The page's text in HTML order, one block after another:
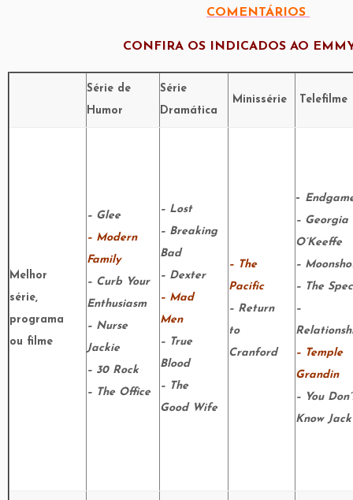
COMENTÁRIOS
CONFIRA OS INDICADOS AO
Série de
Humor
Série
Dramática
Minissérie Telefilme
Melhor
série,
programa
ou filme
– Glee
– Modern
Family
– Curb Your
Enthusiasm
– Nurse
Jackie
– 30 Rock
– The Office
– Lost
– Breaking
Bad
– Dexter
– Mad
Men
– True
Blood
– The
Good Wife
– The
Pacific
– Return
to
Cranford
–
– Georgia
O’Keeffe
–
– The
–
– Temple
Grandin
– You
Know Jack